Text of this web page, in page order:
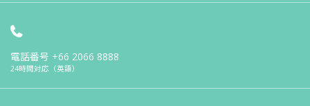
電話番号 +66 2066 8888
24時間対応（英語）